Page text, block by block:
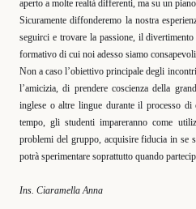
aperto a molte realtà differenti, ma su un
Sicuramente diffonderemo la nostra
seguirci e trovare la passione, il
formativo di cui noi adesso siamo consapevoli
Non a caso l’obiettivo principale degli
l’amicizia, di prendere coscienza della
inglese o altre lingue durante il processo di
tempo, gli studenti impareranno come
problemi del gruppo, acquisire fiducia in se
potrà sperimentare soprattutto quando
Ins. Ciaramella Anna